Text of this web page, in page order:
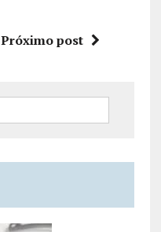
Próximo post